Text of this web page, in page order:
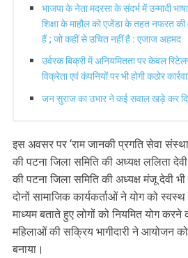
भाजपा के नेता मदरसा के संदर्भ में उन्मादी
शिक्षा के माहौल को एजेंडा के तहत नफरत
हैं ; जो कहीं से उचित नहीं है : एजाज अहमद
उर्वरक बिक्री में अनियमितता पर केवल
विक्रेता एवं कंपनियों पर भी होगी कठोर
जन सुराज का उभार ने कई सवाल खड़े कर
इस अवसर पर ‘राम जानकी प्रगति सेवा
की पटना जिला समिति की अध्यक्ष ललिता
की पटना जिला समिति की अध्यक्ष मंजू देवी
दोनों सामाजिक कार्यकर्ताओं ने योग को स्वस्थ
माध्यम बताते हुए लोगों को नियमित योग
महिलाओं की सक्रिय भागीदारी ने आयोजन
बनाया।